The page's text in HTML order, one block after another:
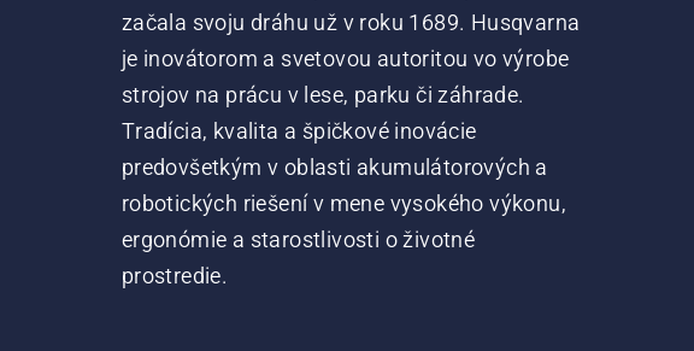
začala svoju dráhu už v roku 1689. Husqvarna
je inovátorom a svetovou autoritou vo výrobe
strojov na prácu v lese, parku či záhrade.
Tradícia, kvalita a špičkové inovácie
predovšetkým v oblasti akumulátorových a
robotických riešení v mene vysokého výkonu,
ergonómie a starostlivosti o životné
prostredie.